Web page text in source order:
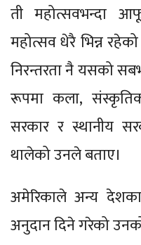
ती महोत्सवभन्दा
महोत्सव धेरै भिन्न
निरन्तरता नै यसको
रूपमा कला,
सरकार र स्थानीय
थालेको उनले बताए।
अमेरिकाले अन्य
अनुदान दिने गरेको